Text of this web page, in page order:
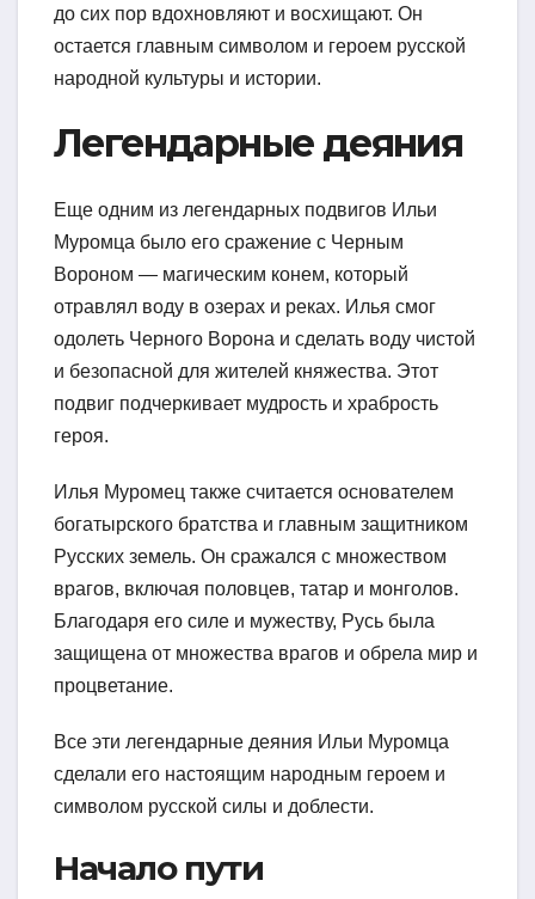
до сих пор вдохновляют и восхищают. Он
остается главным символом и героем русской
народной культуры и истории.
Легендарные деяния
Еще одним из легендарных подвигов Ильи
Муромца было его сражение с Черным
Вороном — магическим конем, который
отравлял воду в озерах и реках. Илья смог
одолеть Черного Ворона и сделать воду чистой
и безопасной для жителей княжества. Этот
подвиг подчеркивает мудрость и храбрость
героя.
Илья Муромец также считается основателем
богатырского братства и главным защитником
Русских земель. Он сражался с множеством
врагов, включая половцев, татар и монголов.
Благодаря его силе и мужеству, Русь была
защищена от множества врагов и обрела мир и
процветание.
Все эти легендарные деяния Ильи Муромца
сделали его настоящим народным героем и
символом русской силы и доблести.
Начало пути